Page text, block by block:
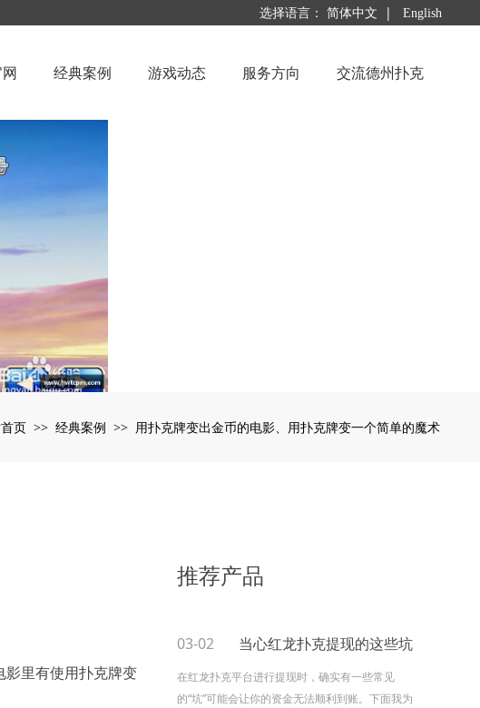
选择语言： 简体中文 | English
经典案例 游戏动态 服务方向 交流德州扑克
页 >> 经典案例 >> 用扑克牌变出金币的电影、用扑克牌变一个简单的魔术
影里有使用扑克牌变
推荐产品
03-02 当心红龙扑克提现的这些坑
在红龙扑克平台进行提现时，确实有一些常见
的“坑”可能会让你的资金无法顺利到账。下面我为